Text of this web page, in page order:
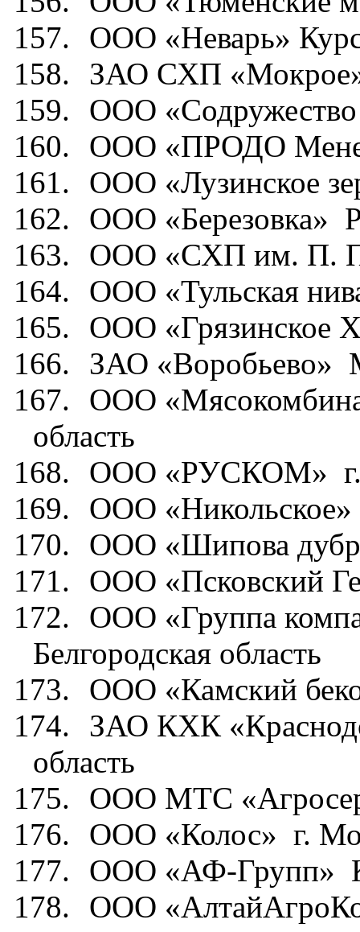
157.
ООО «Неварь»
158.
ЗАО СХП «Мокрое»
159.
ООО
160.
ООО «ПРОДО
161.
ООО «Лузинское
162.
ООО «Березовка»
163.
ООО «СХП им. П.
164.
ООО «Тульская
165.
ООО «Грязинское
166.
ЗАО «Воробьево»
167.
ООО
область
168.
ООО «РУСКОМ»
169.
ООО «Никольское»
170.
ООО «Шипова
171.
ООО «Псковский
172.
ООО «Группа
Белгородская область
173.
ООО «Камский
174.
ЗАО КХК
область
175.
ООО МТС
176.
ООО «Колос» г.
177.
ООО «АФ-Групп»
178.
ООО